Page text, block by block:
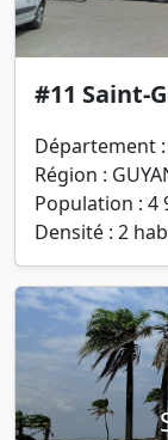
#11 Saint-
Département :
Région :
Population : 4
Densité : 2